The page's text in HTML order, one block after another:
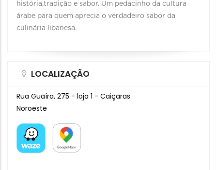
história,tradição e sabor. Um pedacinho da cultura
árabe para quem aprecia o verdadeiro sabor da
culinária libanesa.
LOCALIZAÇÃO
Rua Guaíra, 275 - loja 1 - Caiçaras
Noroeste